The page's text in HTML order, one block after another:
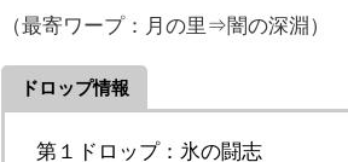
（最寄ワープ：月の里⇒闇の深淵）
ドロップ情報
第１ドロップ：氷の闘志